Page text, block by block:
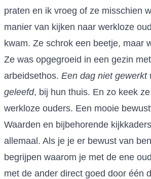
praten en ik vroeg of ze misschien
manier van kijken naar werkloze
kwam. Ze schrok een beetje, maar
Ze was opgegroeid in een gezin
arbeidsethos. Een dag niet gewerkt
geleefd, bij hun thuis. En zo keek
werkloze ouders. Een mooie
Waarden en bijbehorende
allemaal. Als je je er bewust van
begrijpen waarom je met de ene
met de ander direct goed door één